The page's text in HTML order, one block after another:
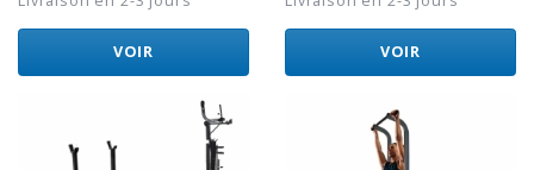
VOIR VOIR